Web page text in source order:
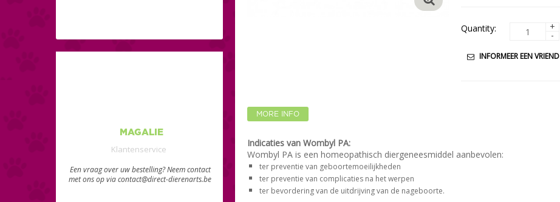
MAGALIE
Klantenservice
Een vraag over uw bestelling? Neem contact
met ons op via contact@direct-dierenarts.be
Quantity: +
-
INFORMEER EEN VRIEND
MORE INFO
Indicaties van Wombyl PA:
Wombyl PA is een homeopathisch diergeneesmiddel aanbevolen:
ter preventie van geboortemoeilijkheden
ter preventie van complicaties na het werpen
ter bevordering van de uitdrijving van de nageboorte.